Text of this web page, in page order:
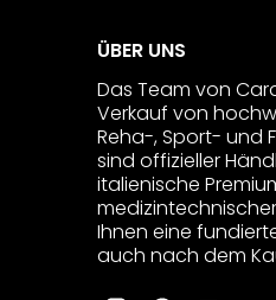
ÜBER UNS
Das Team von
Verkauf von
Reha-, Sport- und
sind offizieller
italienische
Ihnen eine
auch nach dem